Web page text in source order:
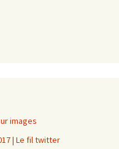
images
| Le fil twitter